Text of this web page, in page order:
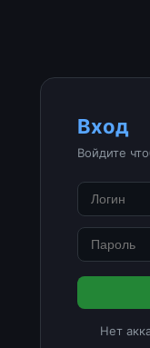
Вход
Войдите
Нет